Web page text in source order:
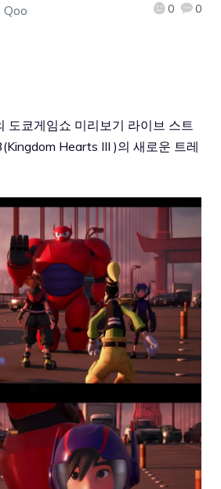
Qoo 0 0
도쿄게임쇼 미리보기 라이브 스트
Hearts III )의 새로운 트레